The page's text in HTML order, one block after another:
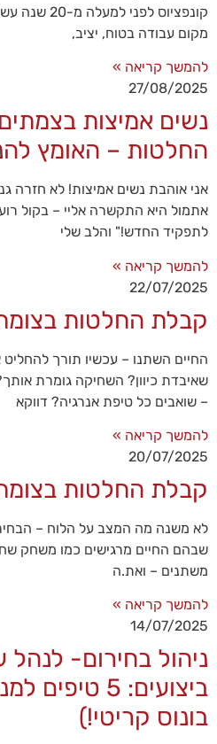
קונפציוס
מקום עבודה בטוח, יציב,
להמשך קריאה »
27/08/2025
נשים אמיצות
החלטות – האומץ
אני אוהבת נשים אמיצות! לא חזרה
אתמול היא התקשרה אליי – בקול
לתפקיד החדש!" והלב שלי
להמשך קריאה »
22/07/2025
קבלת החלטות
החיים השתנו – עכשיו תורך
שאיבדת כיוון? השחיקה גומרת
– שואבים כל טיפת אנרגיה? דווקא
להמשך קריאה »
20/07/2025
קבלת החלטות
לא משנה מה המצב על הלוח –
שבהם החיים מרגישים כמו משחק
משתנים – ואת.ה
להמשך קריאה »
14/07/2025
ניהול בחירום- לנהל
ביצועים: 5
בונוס קריטי!)
הכרחי
קובצי
אלו אינם
אופציונליים.
הם
נדרשים
להפעלת
סטטיסטיקות
לשפר את
תפקוד האתר
בהתבסס על
באתר.
משתמש
כדי
שהאתר
שלנו יעבוד
בצורה
מיטבית
במהלך
ביקורך. אם